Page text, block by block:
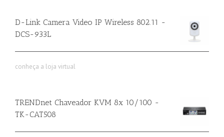
D-Link Camera Video IP Wireless 802.11 -
DCS-933L
conheça a loja virtual
TRENDnet Chaveador KVM 8x 10/100 -
TK-CAT508